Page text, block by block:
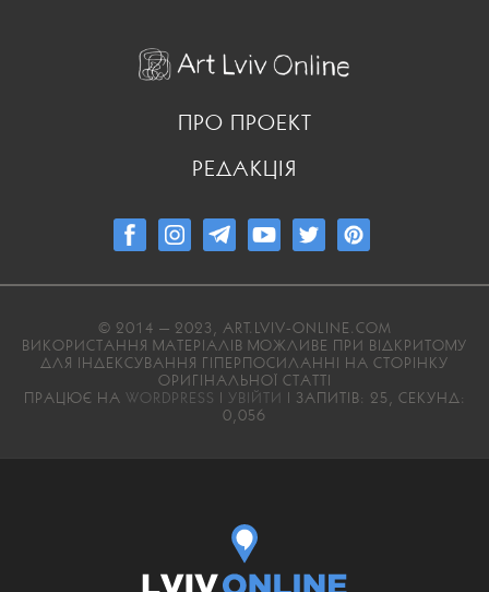
ПРО ПРОЕКТ
РЕДАКЦІЯ
© 2014 — 2023, ART.LVIV-ONLINE.COM
ВИКОРИСТАННЯ МАТЕРІАЛІВ МОЖЛИВЕ ПРИ ВІДКРИТОМУ
ДЛЯ ІНДЕКСУВАННЯ ГІПЕРПОСИЛАННІ НА СТОРІНКУ
ОРИГІНАЛЬНОЇ СТАТТІ
ПРАЦЮЄ НА WORDPRESS | УВІЙТИ | ЗАПИТІВ: 25, СЕКУНД:
0,056